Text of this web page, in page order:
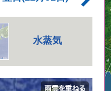
水蒸気